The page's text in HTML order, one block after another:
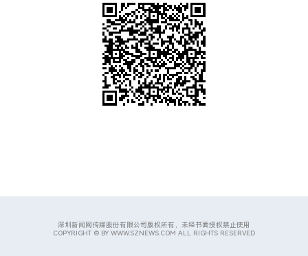
深圳新闻网传媒股份有限公司版权所有，未经书面授权禁止使用
COPYRIGHT © BY WWW.SZNEWS.COM ALL RIGHTS RESERVED